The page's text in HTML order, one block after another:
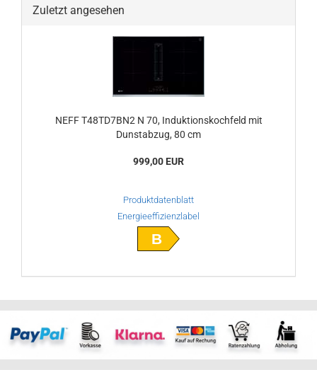
Zuletzt angesehen
NEFF T48TD7BN2 N 70, Induktionskochfeld mit
Dunstabzug, 80 cm
999,00 EUR
Produktdatenblatt
Energieeffizienzlabel
B